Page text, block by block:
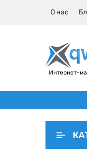
О нас
Интернет-